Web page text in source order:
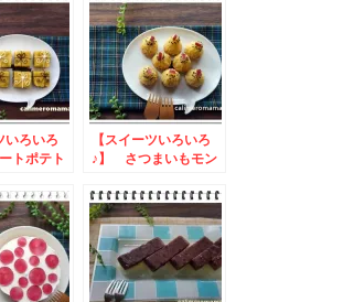
いろいろ
トポテト
【スイーツいろいろ
♪】 さつまいもモン